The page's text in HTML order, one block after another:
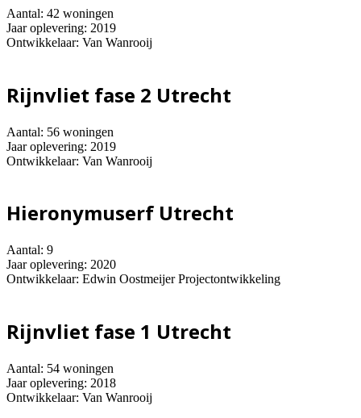
Aantal: 42 woningen
Jaar oplevering: 2019
Ontwikkelaar: Van Wanrooij
Rijnvliet fase 2 Utrecht
Aantal: 56 woningen
Jaar oplevering: 2019
Ontwikkelaar: Van Wanrooij
Hieronymuserf Utrecht
Aantal: 9
Jaar oplevering: 2020
Ontwikkelaar: Edwin Oostmeijer Projectontwikkeling
Rijnvliet fase 1 Utrecht
Aantal: 54 woningen
Jaar oplevering: 2018
Ontwikkelaar: Van Wanrooij